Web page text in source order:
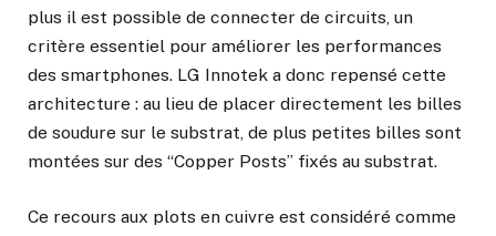
plus il est possible de connecter de circuits, un
critère essentiel pour améliorer les performances
des smartphones. LG Innotek a donc repensé cette
architecture : au lieu de placer directement les billes
de soudure sur le substrat, de plus petites billes sont
montées sur des “Copper Posts” fixés au substrat.
Ce recours aux plots en cuivre est considéré comme